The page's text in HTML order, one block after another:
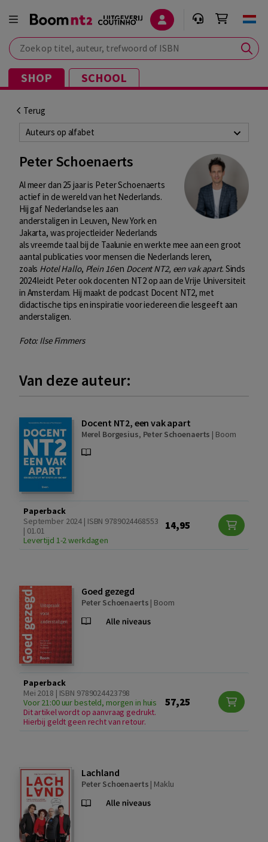
Zoek op titel, auteur, trefwoord of ISBN
SHOP SCHOOL
Terug
Auteurs op alfabet
Peter Schoenaerts
Al meer dan 25 jaar is Peter Schoenaerts
actief in de wereld van het Nederlands.
Hij gaf Nederlandse les aan
anderstaligen in Leuven, New York en
Jakarta, was projectleider Nederlands
als vreemde taal bij de Taalunie en werkte mee aan een groot
aantal publicaties voor mensen die Nederlands leren,
zoals Hotel Hallo, Plein 16en Docent NT2, een vak apart. Sinds
2024 leidt Peter ook docenten NT2 op aan de Vrije Universiteit
in Amsterdam. Hij maakt de podcast Docent NT2, met
didactische tips en inspiratie voor iedereen die lesgeeft aan
anderstaligen.
Foto: Ilse Fimmers
Van deze auteur:
Docent NT2, een vak apart
Merel Borgesius, Peter Schoenaerts | Boom
Paperback
September 2024 | ISBN 9789024468553
| 01.01
Levertijd 1-2 werkdagen
14,95
Goed gezegd
Peter Schoenaerts | Boom
Paperback
Mei 2018 | ISBN 9789024423798
Voor 21:00 uur besteld, morgen in huis
Dit artikel wordt op aanvraag gedrukt.
Hierbij geldt geen recht van retour.
57,25
Lachland
Peter Schoenaerts | Maklu